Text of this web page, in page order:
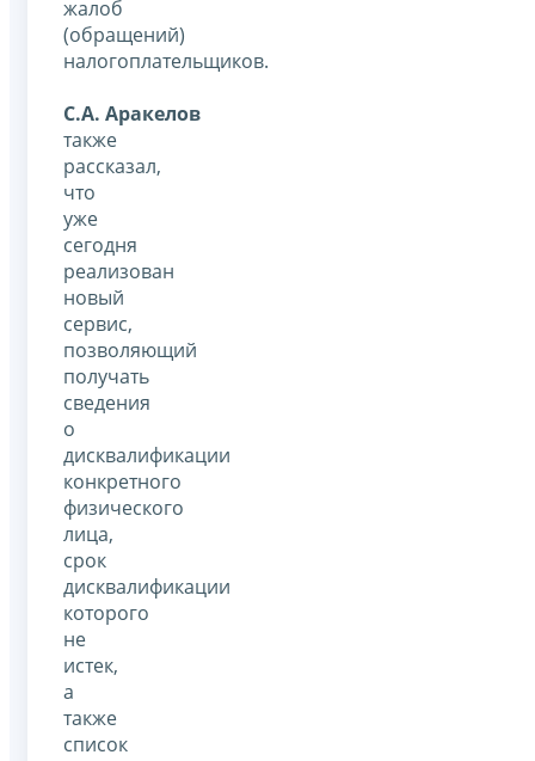
жалоб
(обращений)
налогоплательщиков.
С.А. Аракелов
также
рассказал,
что
уже
сегодня
реализован
новый
сервис,
позволяющий
получать
сведения
о
дисквалификации
конкретного
физического
лица,
срок
дисквалификации
которого
не
истек,
а
также
список